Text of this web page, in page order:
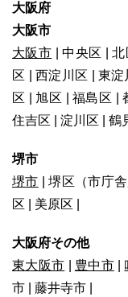
大阪府
大阪市
大阪市 | 中央区 |
区 | 西淀川区 | 東
区 | 旭区 | 福島区 |
住吉区 | 淀川区 | 鶴
堺市
堺市 | 堺区（市庁
区 | 美原区 |
大阪府その他
東大阪市
豊中市|
市 | 藤井寺市 |